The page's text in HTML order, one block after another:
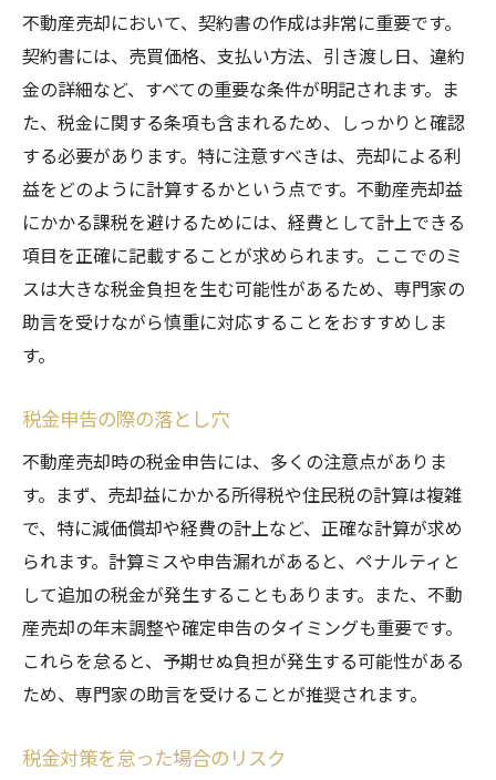
不動産売却において、契約書の作成は非常に重要です。
契約書には、売買価格、支払い方法、引き渡し日、違約
金の詳細など、すべての重要な条件が明記されます。ま
た、税金に関する条項も含まれるため、しっかりと確認
する必要があります。特に注意すべきは、売却による利
益をどのように計算するかという点です。不動産売却益
にかかる課税を避けるためには、経費として計上できる
項目を正確に記載することが求められます。ここでのミ
スは大きな税金負担を生む可能性があるため、専門家の
助言を受けながら慎重に対応することをおすすめしま
す。
税金申告の際の落とし穴
不動産売却時の税金申告には、多くの注意点がありま
す。まず、売却益にかかる所得税や住民税の計算は複雑
で、特に減価償却や経費の計上など、正確な計算が求め
られます。計算ミスや申告漏れがあると、ペナルティと
して追加の税金が発生することもあります。また、不動
産売却の年末調整や確定申告のタイミングも重要です。
これらを怠ると、予期せぬ負担が発生する可能性がある
ため、専門家の助言を受けることが推奨されます。
税金対策を怠った場合のリスク